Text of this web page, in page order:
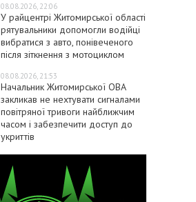
08.08.2026, 22:06
У райцентрі Житомирської області
рятувальники допомогли водійці
вибратися з авто, понівеченого
після зіткнення з мотоциклом
08.08.2026, 21:53
Начальник Житомирської ОВА
закликав не нехтувати сигналами
повітряної тривоги найближчим
часом і забезпечити доступ до
укриттів